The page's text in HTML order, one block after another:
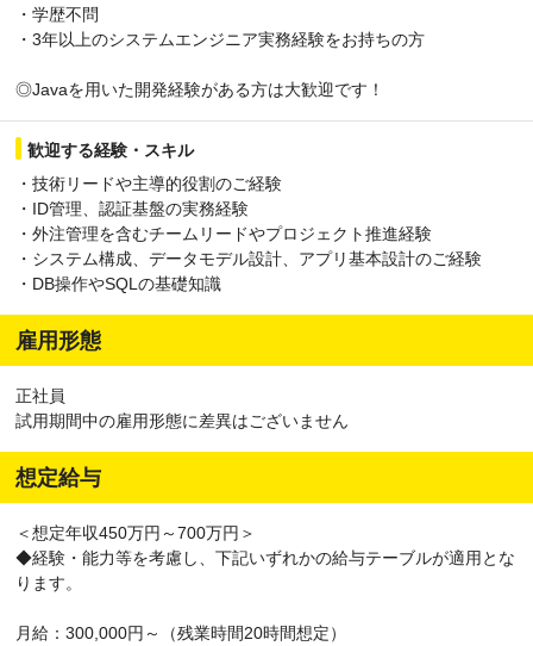
・学歴不問
・3年以上のシステムエンジニア実務経験をお持ちの方
◎Javaを用いた開発経験がある方は大歓迎です！
歓迎する経験・スキル
・技術リードや主導的役割のご経験
・ID管理、認証基盤の実務経験
・外注管理を含むチームリードやプロジェクト推進経験
・システム構成、データモデル設計、アプリ基本設計のご経験
・DB操作やSQLの基礎知識
雇用形態
正社員
試用期間中の雇用形態に差異はございません
想定給与
＜想定年収450万円～700万円＞
◆経験・能力等を考慮し、下記いずれかの給与テーブルが適用とな
ります。
月給：300,000円～（残業時間20時間想定）